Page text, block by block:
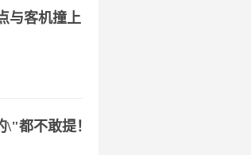
与客机撞上
都不敢提！